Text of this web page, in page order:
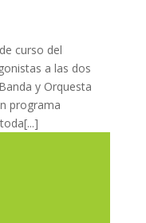
curso del
a las dos
y Orquesta
programa